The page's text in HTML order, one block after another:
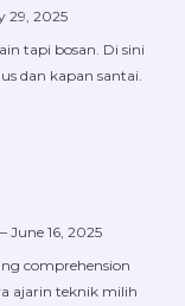
29, 2025
tapi bosan. Di sini
dan kapan santai.
– June 16, 2025
comprehension
ajarin teknik milih